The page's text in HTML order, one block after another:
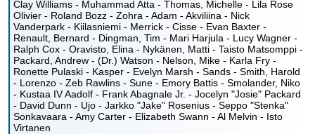
Clay Williams - Muhammad Atta - Thomas, Michelle - Lila Rose
Olivier - Roland Bozz - Zohra - Adam - Akviliina - Nick
Vanderpark - Kiilasniemi - Merrick - Cisse - Evan Baxter -
Renault, Bernard - Dingman, Tim - Mari Harjula - Lucy Wagner -
Ralph Cox - Oravisto, Elina - Nykänen, Matti - Taisto Matsomppi -
Packard, Andrew - (Dr.) Watson - Nelson, Mike - Karla Fry -
Ronette Pulaski - Kasper - Evelyn Marsh - Sands - Smith, Harold
- Lorenzo - Zeb Rawlins - Sune - Emory Battis - Smolander, Niko
- Kustaa IV Aadolf - Frank Abagnale Jr. - Jocelyn "Josie" Packard
- David Dunn - Ujo - Jarkko "Jake" Rosenius - Seppo "Stenka"
Sonkavaara - Amy Carter - Elizabeth Swann - Al Melvin - Isto
Virtanen